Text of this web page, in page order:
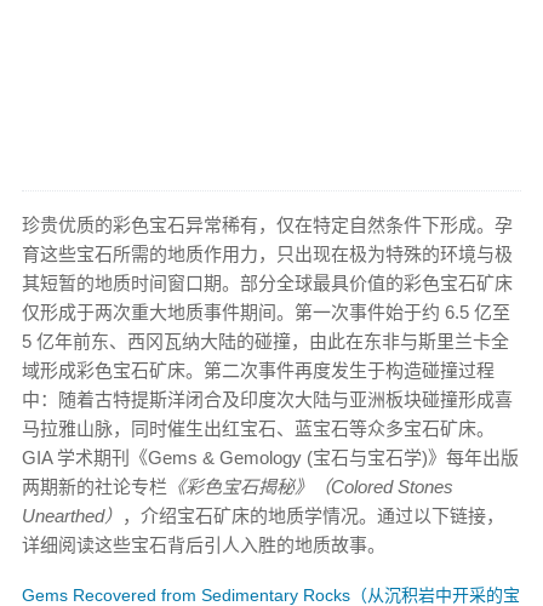
珍贵优质的彩色宝石异常稀有，仅在特定自然条件下形成。孕
育这些宝石所需的地质作用力，只出现在极为特殊的环境与极
其短暂的地质时间窗口期。部分全球最具价值的彩色宝石矿床
仅形成于两次重大地质事件期间。第一次事件始于约 6.5 亿至
5 亿年前东、西冈瓦纳大陆的碰撞，由此在东非与斯里兰卡全
域形成彩色宝石矿床。第二次事件再度发生于构造碰撞过程
中：随着古特提斯洋闭合及印度次大陆与亚洲板块碰撞形成喜
马拉雅山脉，同时催生出红宝石、蓝宝石等众多宝石矿床。
GIA 学术期刊《Gems & Gemology (宝石与宝石学)》每年出版
两期新的社论专栏 《彩色宝石揭秘》（Colored Stones
Unearthed） ，介绍宝石矿床的地质学情况。通过以下链接，
详细阅读这些宝石背后引人入胜的地质故事。
Gems Recovered from Sedimentary Rocks（从沉积岩中开采的宝